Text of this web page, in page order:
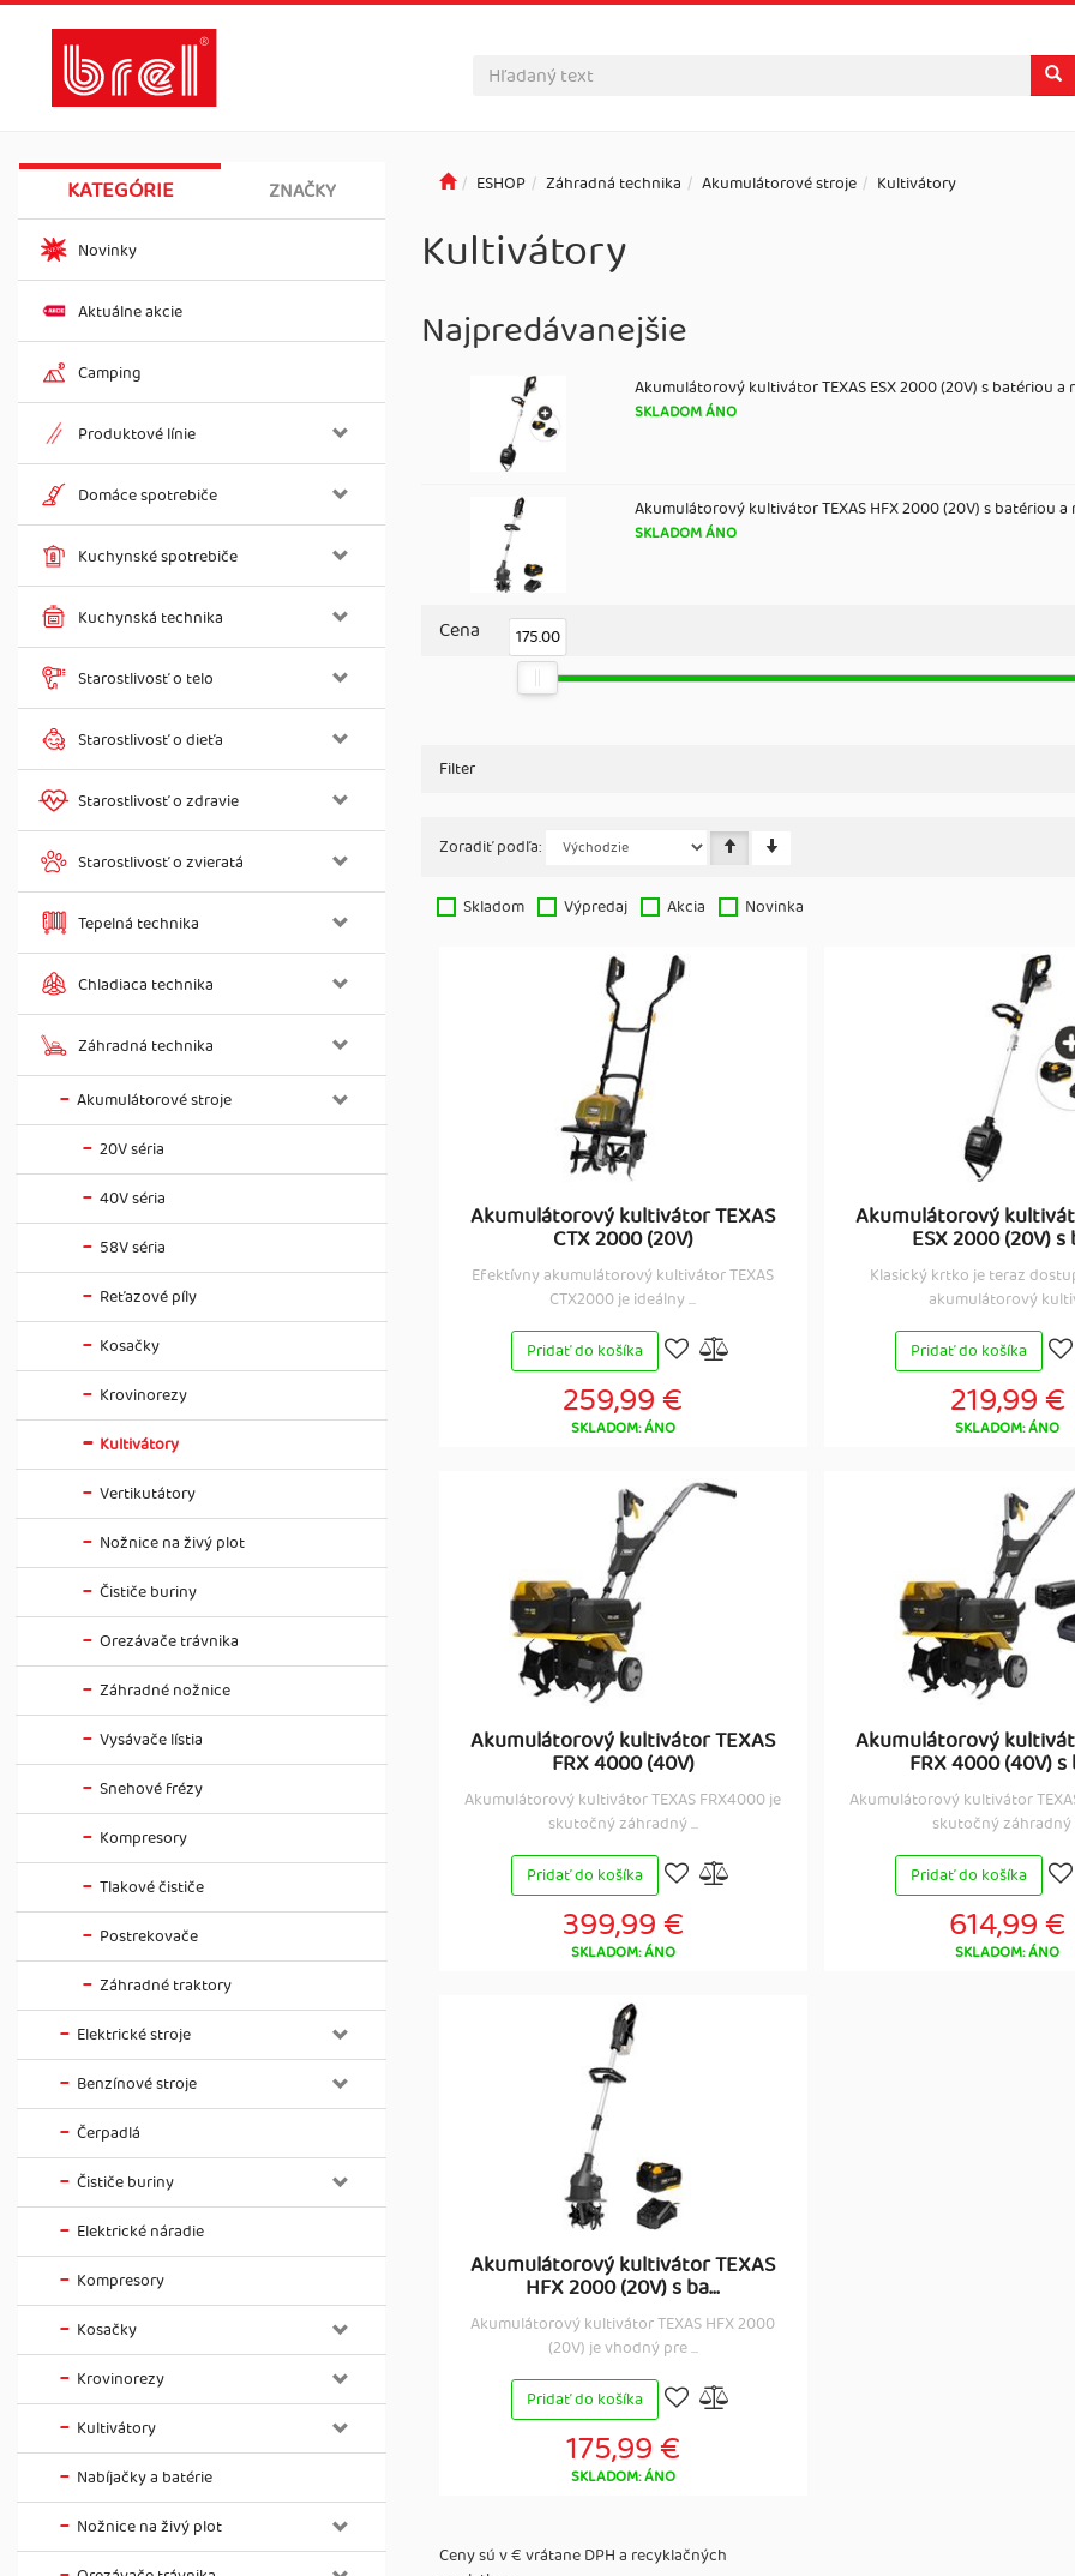
KATEGÓRIE ZNAČKY
Novinky
Aktuálne akcie
Camping
Produktové línie
Domáce spotrebiče
Kuchynské spotrebiče
Kuchynská technika
Starostlivosť o telo
Starostlivosť o dieťa
Starostlivosť o zdravie
Starostlivosť o zvieratá
Tepelná technika
Chladiaca technika
Záhradná technika
Akumulátorové stroje
20V séria
40V séria
58V séria
Reťazové píly
Kosačky
Krovinorezy
Kultivátory
Vertikutátory
Nožnice na živý plot
Čističe buriny
Orezávače trávnika
Záhradné nožnice
Vysávače lístia
Snehové frézy
Kompresory
Tlakové čističe
Postrekovače
Záhradné traktory
Elektrické stroje
Benzínové stroje
Čerpadlá
Čističe buriny
Elektrické náradie
Kompresory
Kosačky
Krovinorezy
Kultivátory
Nabíjačky a batérie
Nožnice na živý plot
ESHOP Záhradná technika Akumulátorové stroje Kultivátory
Kultivátory
Najpredávanejšie
Akumulátorový kultivátor TEXAS ESX 2000 (20V) s batériou a
SKLADOM ÁNO
Akumulátorový kultivátor TEXAS HFX 2000 (20V) s batériou
SKLADOM ÁNO
Cena 175.00
Filter
Zoradiť podľa:
Skladom Výpredaj Akcia Novinka
Akumulátorový kultivátor TEXAS
CTX 2000 (20V)
Efektívny akumulátorový kultivátor TEXAS
CTX2000 je ideálny ...
Pridať do košíka
259,99 €
SKLADOM: ÁNO
Akumulátorový
ESX 2000 (20V) s
Klasický krtko je teraz
akumulátorový
Pridať do košíka
219,99 €
SKLADOM: ÁNO
Akumulátorový kultivátor TEXAS
FRX 4000 (40V)
Akumulátorový kultivátor TEXAS FRX4000 je
skutočný záhradný ...
Pridať do košíka
399,99 €
SKLADOM: ÁNO
Akumulátorový
FRX 4000 (40V) s
Akumulátorový kultivátor
skutočný záhradný
Pridať do košíka
614,99 €
SKLADOM: ÁNO
Akumulátorový kultivátor TEXAS
HFX 2000 (20V) s ba...
Akumulátorový kultivátor TEXAS HFX 2000
(20V) je vhodný pre ...
Pridať do košíka
175,99 €
SKLADOM: ÁNO
Ceny sú v € vrátane DPH a recyklačných